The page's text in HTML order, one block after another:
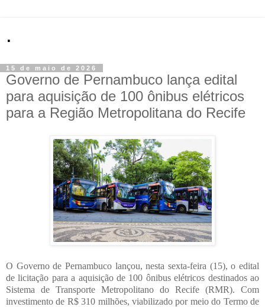
.
15 de maio de 2026
Governo de Pernambuco lança edital
para aquisição de 100 ônibus elétricos
para a Região Metropolitana do Recife
O Governo de Pernambuco lançou, nesta sexta-feira (15), o edital
de licitação para a aquisição de 100 ônibus elétricos destinados ao
Sistema de Transporte Metropolitano do Recife (RMR). Com
investimento de R$ 310 milhões, viabilizado por meio do Termo de